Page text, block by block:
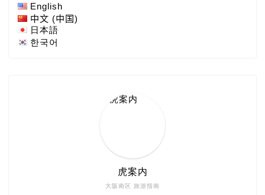
English
中文 (中国)
日本語
한국어
大阪南区 旅游指南
虎案内